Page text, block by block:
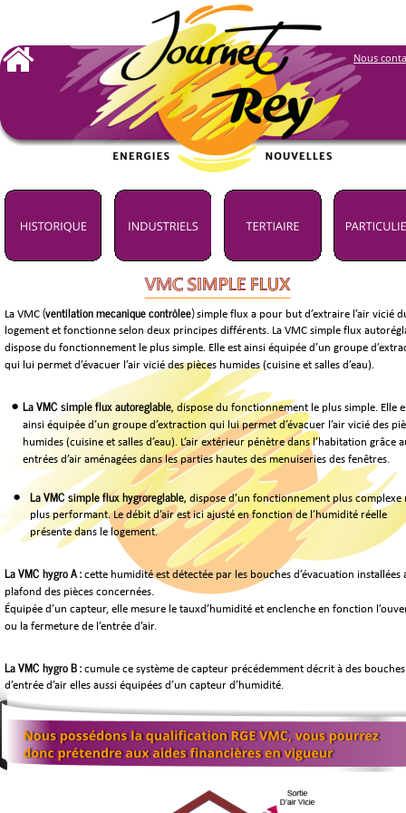
Nous
La VMC (ventilation mécanique contrôlée) simple flux a pour but d’extraire l’air vicié
logement et fonctionne selon deux principes différents. La VMC simple flux
dispose du fonctionnement le plus simple. Elle est ainsi équipée d’un groupe
qui lui permet d’évacuer l’air vicié des pièces humides (cuisine et salles d’eau).
• La VMC simple flux autoréglable, dispose du fonctionnement le plus simple. Elle
ainsi équipée d’un groupe d’extraction qui lui permet d’évacuer l’air vicié des
humides (cuisine et salles d’eau). L’air extérieur pénètre dans l’habitation grâce
entrées d’air aménagées dans les parties hautes des menuiseries des fenêtres.
• La VMC simple flux hygroréglable, dispose d’un fonctionnement plus complexe
plus performant. Le débit d’air est ici ajusté en fonction de l’humidité réelle
présente dans le logement.
La VMC hygro A : cette humidité est détectée par les bouches d’évacuation installées
plafond des pièces concernées.
Équipée d’un capteur, elle mesure le tauxd’humidité et enclenche en fonction
ou la fermeture de l’entrée d’air.
La VMC hygro B : cumule ce système de capteur précédemment décrit à des
d’entrée d’air elles aussi équipées d’un capteur d’humidité.